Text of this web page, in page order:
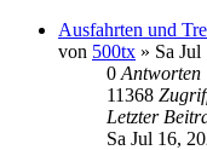
Ausfahrten und
von 500tx » Sa
0 Antworten
11368
Letzter
Sa Jul 16,